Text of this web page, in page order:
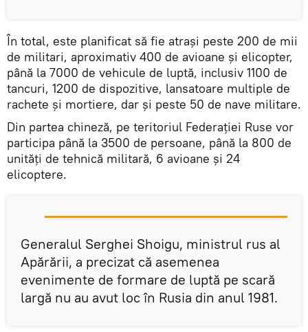
În total, este planificat să fie atraşi peste 200 de mii
de militari, aproximativ 400 de avioane şi elicopter,
până la 7000 de vehicule de luptă, inclusiv 1100 de
tancuri, 1200 de dispozitive, lansatoare multiple de
rachete şi mortiere, dar şi peste 50 de nave militare.
Din partea chineză, pe teritoriul Federației Ruse vor
participa până la 3500 de persoane, până la 800 de
unităţi de tehnică militară, 6 avioane și 24
elicoptere.
Generalul Serghei Shoigu, ministrul rus al
Apărării, a precizat că asemenea
evenimente de formare de luptă pe scară
largă nu au avut loc în Rusia din anul 1981.